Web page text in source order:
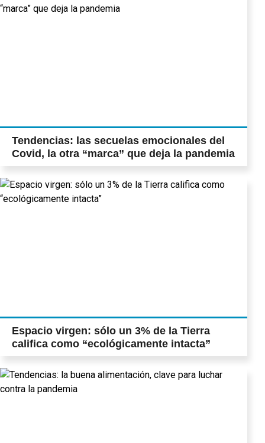
Tendencias: las secuelas emocionales del
Covid, la otra “marca” que deja la pandemia
Espacio virgen: sólo un 3% de la Tierra
califica como “ecológicamente intacta”